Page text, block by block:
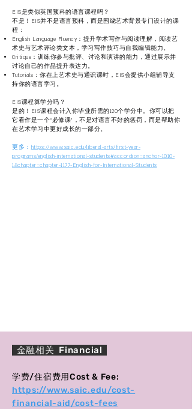
EIS是类似英国预科的语言课程吗？
不是！EIS并不是语言预科，而是围绕艺术背景专门设计的课
程：
English Language Fluency：提升学术写作与阅读理解，阅读艺
术史与艺术评论类文本，学习写作技巧与自我编辑能力。
Critique：训练你参与批评、讨论和演讲的能力，通过展示并
讨论自己的作品提升表达力。
Tutorials：你在上艺术史与通识课时，EIS会提供小组辅导支
持你的语言学习。
EIS课程算学分吗？
是的！EIS课程会计入你毕业所需的120个学分中。你可以把
它看作是一个“必修课”，不是对语言不好的惩罚，而是帮助你
在艺术学习中更好成长的一部分。
​更多： https://www.saic.edu/liberal-arts/first-year-
programs/english-international-students#accordion=anchor-1010-
1&chapter=chapter-1177-English-for-International-Students
金融相关 Financial
​学费/住宿费用Cost & Fee:
https://www.saic.edu/cost-
financial-aid/cost-fees